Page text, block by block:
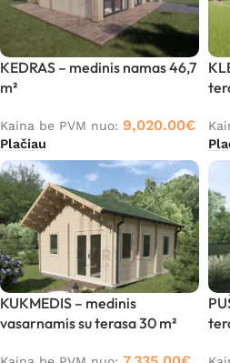
KEDRAS – medinis namas 46,7
m²
Kaina be PVM nuo: 9,020.00€
Plačiau
KUKMEDIS – medinis
vasarnamis su terasa 30 m²